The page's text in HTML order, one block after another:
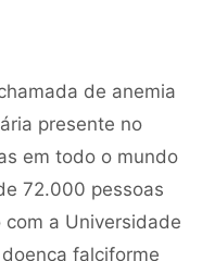
de anemia
presente no
em todo o mundo
72.000 pessoas
a Universidade
falciforme